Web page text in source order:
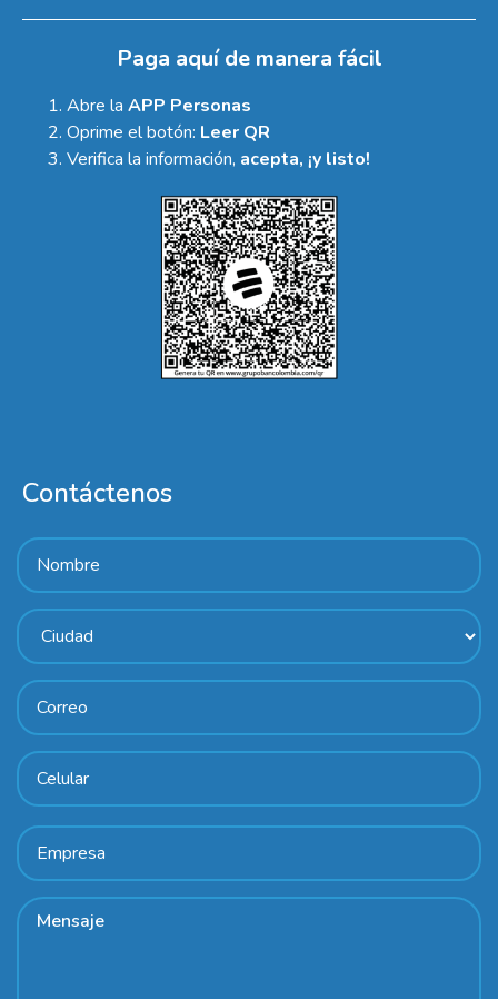
Paga aquí de manera fácil
Abre la APP Personas
Oprime el botón: Leer QR
Verifica la información, acepta, ¡y listo!
Contáctenos